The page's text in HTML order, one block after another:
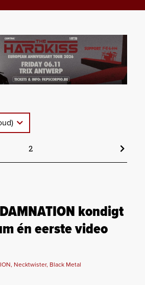
2
kondigt
én eerste video
Necktwister, Black Metal